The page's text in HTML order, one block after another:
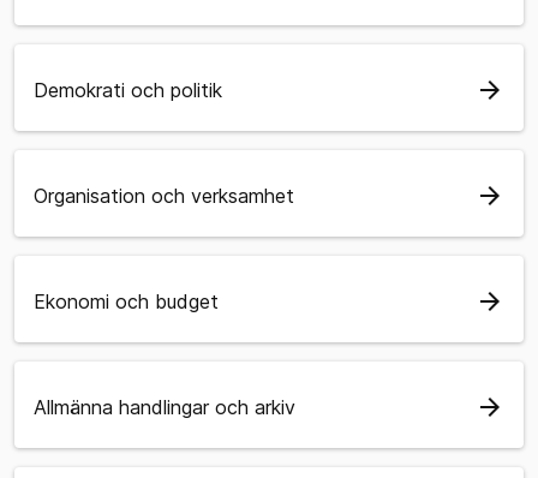
Demokrati och politik arrow_forward
Organisation och verksamhet arrow_forward
Ekonomi och budget arrow_forward
Allmänna handlingar och arkiv arrow_forward